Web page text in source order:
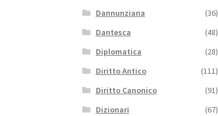
Dannunziana
(36)
Dantesca
(48)
Diplomatica
(28)
Diritto Antico
(111)
Diritto Canonico
(91)
Dizionari
(67)